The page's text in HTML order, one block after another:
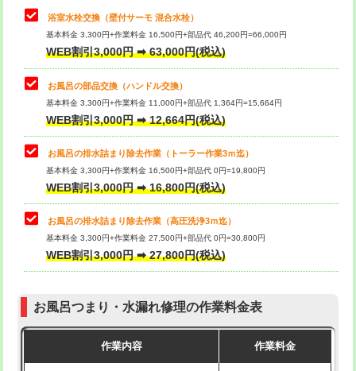
理・調整・分解・加工など（中作業）
止水・漏水調査・防水処理・清掃・修
理・調整・分解・加工など（重作業）
33,000円
トイレタンク脱着
トイレ便器脱着
タンクレストイレ脱着 33,000円
小便器トイレ脱着
その他部品の脱着 8,800円～
交換・取付（タンク）
交換・取付（普通便座） 11,000円+材料費
交換・取付（温水洗浄便座） 16,500円+材料費
浴室水栓交換（壁付サーモ 混合水栓）
基本料金 3,300円+作業料金 16,500円+部品代 46,200円=66,000円
WEB割引3,000円 ➡ 63,000円(税込)
お風呂の部品交換（ハンドル交換）
基本料金 3,300円+作業料金 11,000円+部品代 1,364円=15,664円
WEB割引3,000円 ➡ 12,664円(税込)
お風呂の排水詰まり除去作業（トーラー作業3ｍ迄）
基本料金 3,300円+作業料金 16,500円+部品代 0円=19,800円
WEB割引3,000円 ➡ 16,800円(税込)
お風呂の排水詰まり除去作業（高圧洗浄3ｍ迄）
基本料金 3,300円+作業料金 27,500円+部品代 0円=30,800円
WEB割引3,000円 ➡ 27,800円(税込)
お風呂つまり・水漏れ修理の作業料金表
作業内容 作業料金